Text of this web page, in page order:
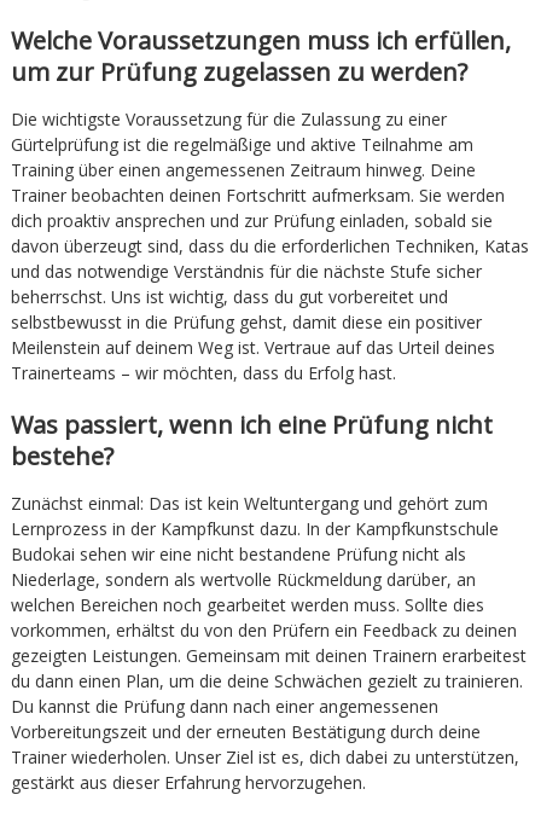
Welche Voraussetzungen muss ich erfüllen,
um zur Prüfung zugelassen zu werden?
Die wichtigste Voraussetzung für die Zulassung zu einer
Gürtelprüfung ist die regelmäßige und aktive Teilnahme am
Training über einen angemessenen Zeitraum hinweg. Deine
Trainer beobachten deinen Fortschritt aufmerksam. Sie werden
dich proaktiv ansprechen und zur Prüfung einladen, sobald sie
davon überzeugt sind, dass du die erforderlichen Techniken, Katas
und das notwendige Verständnis für die nächste Stufe sicher
beherrschst. Uns ist wichtig, dass du gut vorbereitet und
selbstbewusst in die Prüfung gehst, damit diese ein positiver
Meilenstein auf deinem Weg ist. Vertraue auf das Urteil deines
Trainerteams – wir möchten, dass du Erfolg hast.
Was passiert, wenn ich eine Prüfung nicht
bestehe?
Zunächst einmal: Das ist kein Weltuntergang und gehört zum
Lernprozess in der Kampfkunst dazu. In der Kampfkunstschule
Budokai sehen wir eine nicht bestandene Prüfung nicht als
Niederlage, sondern als wertvolle Rückmeldung darüber, an
welchen Bereichen noch gearbeitet werden muss. Sollte dies
vorkommen, erhältst du von den Prüfern ein Feedback zu deinen
gezeigten Leistungen. Gemeinsam mit deinen Trainern erarbeitest
du dann einen Plan, um die deine Schwächen gezielt zu trainieren.
Du kannst die Prüfung dann nach einer angemessenen
Vorbereitungszeit und der erneuten Bestätigung durch deine
Trainer wiederholen. Unser Ziel ist es, dich dabei zu unterstützen,
gestärkt aus dieser Erfahrung hervorzugehen.